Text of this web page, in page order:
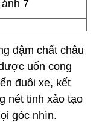
đậm chất châu
uốn cong
đuôi xe, kết
nét tinh xảo tạo
góc nhìn.